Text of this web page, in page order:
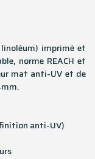
imprimé et
norme REACH et
mat anti-UV et de
anti-UV)